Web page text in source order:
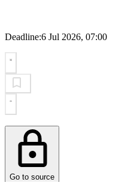
Deadline:6 Jul 2026, 07:00
Go to source